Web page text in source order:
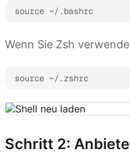
source ~/.bashrc
Wenn Sie Zsh
source ~/.zshrc
Schritt 2: